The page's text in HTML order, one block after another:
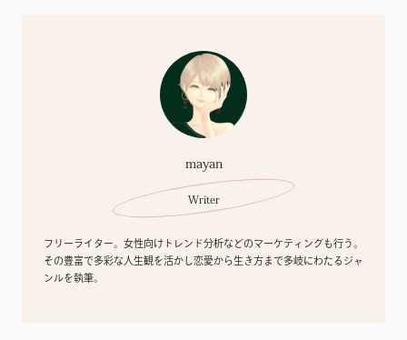
mayan
Writer
フリーライター。女性向けトレンド分析などのマーケティングも行う。
その豊富で多彩な人生観を活かし恋愛から生き方まで多岐にわたるジャ
ンルを執筆。